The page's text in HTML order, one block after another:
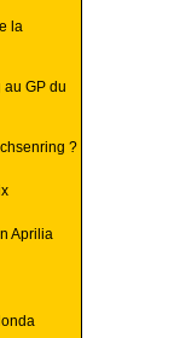
la
GP du
?
Aprilia